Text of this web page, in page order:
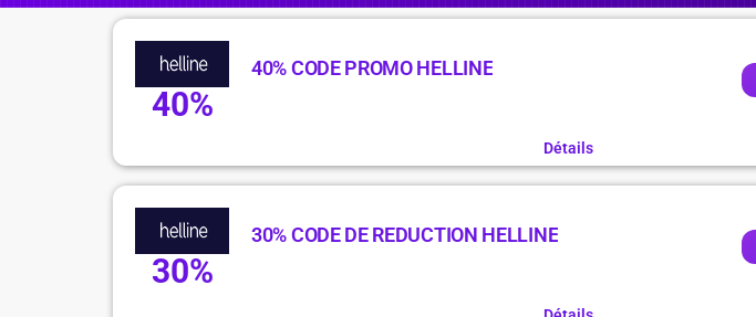
40%
40% CODE PROMO HELLINE
Détails
30%
30% CODE DE REDUCTION HELLINE